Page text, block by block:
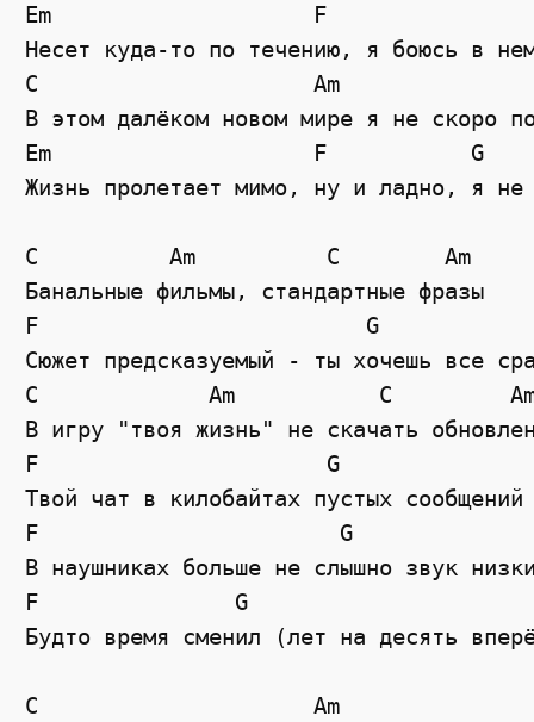
Em                    F
Несет куда-то по течению, я боюсь в
C                     Am
В этом далёком новом мире я не скоро
Em                    F           G
Жизнь пролетает мимо, ну и ладно, я не
C          Am          C        Am
Банальные фильмы, стандартные фразы
F                         G
Сюжет предсказуемый - ты хочешь все
C             Am           C
В игру "твоя жизнь" не скачать
F                      G
Твой чат в килобайтах пустых сообщений
F                       G
В наушниках больше не слышно звук
F               G
Будто время сменил (лет на десять
C                     Am